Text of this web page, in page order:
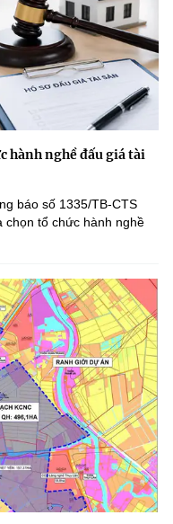
hành nghề đấu giá tài
báo số 1335/TB-CTS
chọn tổ chức hành nghề